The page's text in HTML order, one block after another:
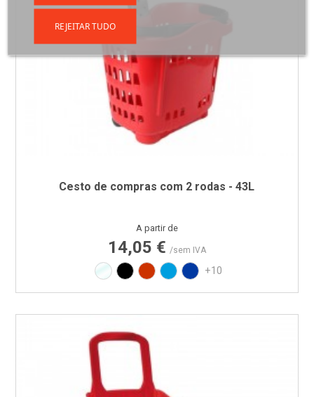
Cesto de compras com 2 rodas - 43L
Preço
A partir de
14,05 € /sem IVA
Translúcido
Preto Vermelho RAL3020
Azul PAN 299C
Azul PAN 293C
+10
REJEITAR TUDO